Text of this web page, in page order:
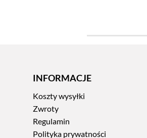
INFORMACJE
Koszty wysyłki
Zwroty
Regulamin
Polityka prywatności